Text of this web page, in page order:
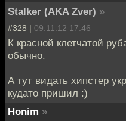
Stalker (AKA Zver) »
#328 | 09.11.12 17:46
К красной клетчатой
обычно.
А тут видать хипстер
кудато пришил :)
Honim »